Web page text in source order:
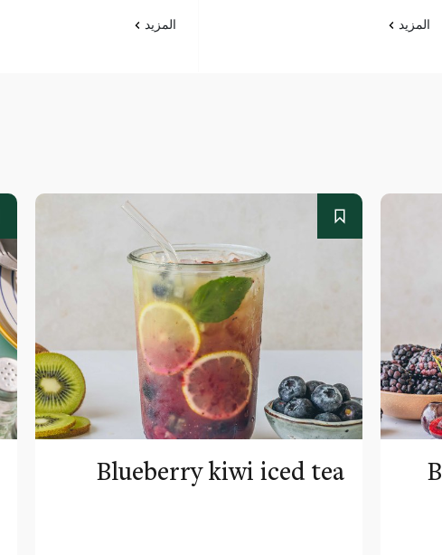
المزيد المزيد
Blueberry kiwi iced tea